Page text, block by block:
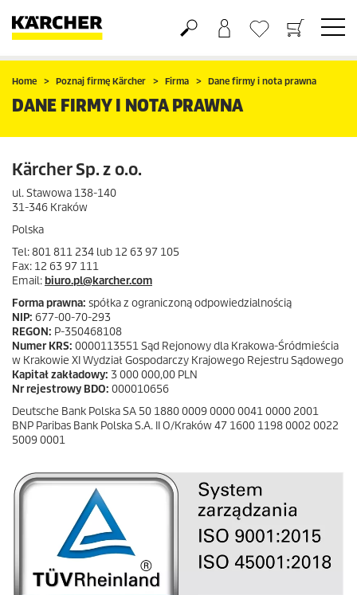
Koszyk
Lista życzeń
Home Poznaj firmę Kärcher Firma Dane firmy i nota prawna
DANE FIRMY I NOTA PRAWNA
Kärcher Sp. z o.o.
ul. Stawowa 138-140
31-346 Kraków
Polska
Tel: 801 811 234 lub 12 63 97 105
Fax: 12 63 97 111
Email:biuro.pl@karcher.com
Forma prawna: spółka z ograniczoną odpowiedzialnością
NIP: 677-00-70-293
REGON: P-350468108
Numer KRS: 0000113551 Sąd Rejonowy dla Krakowa-Śródmieścia
w Krakowie XI Wydział Gospodarczy Krajowego Rejestru Sądowego
Kapitał zakładowy: 3 000 000,00 PLN
Nr rejestrowy BDO: 000010656
Deutsche Bank Polska SA 50 1880 0009 0000 0041 0000 2001
BNP Paribas Bank Polska S.A. II O/Kraków 47 1600 1198 0002 0022
5009 0001